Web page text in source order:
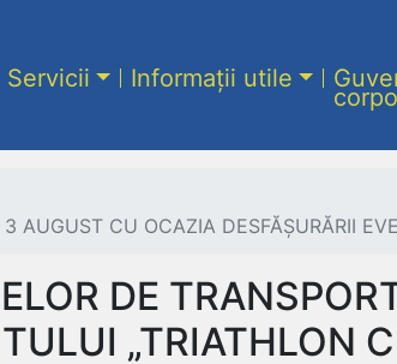
Servicii Informații utile
AUGUST CU OCAZIA DESFĂȘURĂRII
DE
„TRIATHLON